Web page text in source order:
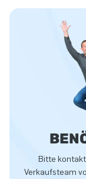
Bitte
Verkaufsteam